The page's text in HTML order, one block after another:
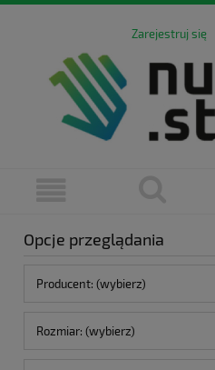
Zarejestruj się
Opcje przeglądania
Producent: (wybierz)
Rozmiar: (wybierz)